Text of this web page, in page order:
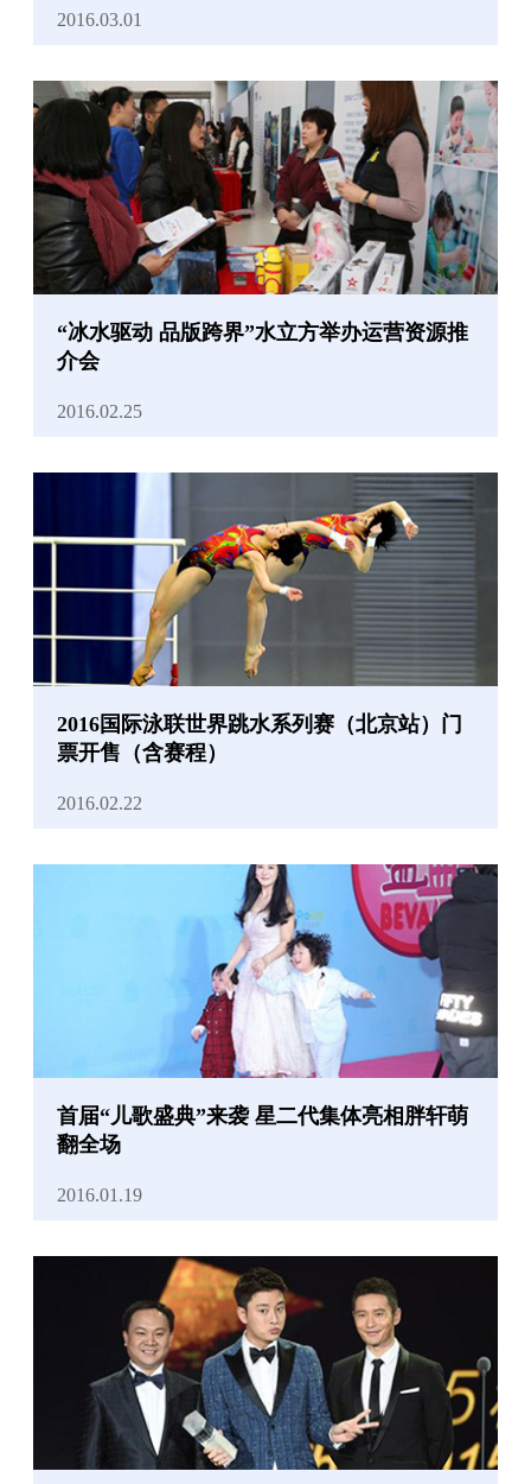
2016.03.01
“冰水驱动 品版跨界”水立方举办运营资源推
介会
2016.02.25
2016国际泳联世界跳水系列赛（北京站）门
票开售（含赛程）
2016.02.22
首届“儿歌盛典”来袭 星二代集体亮相胖轩萌
翻全场
2016.01.19